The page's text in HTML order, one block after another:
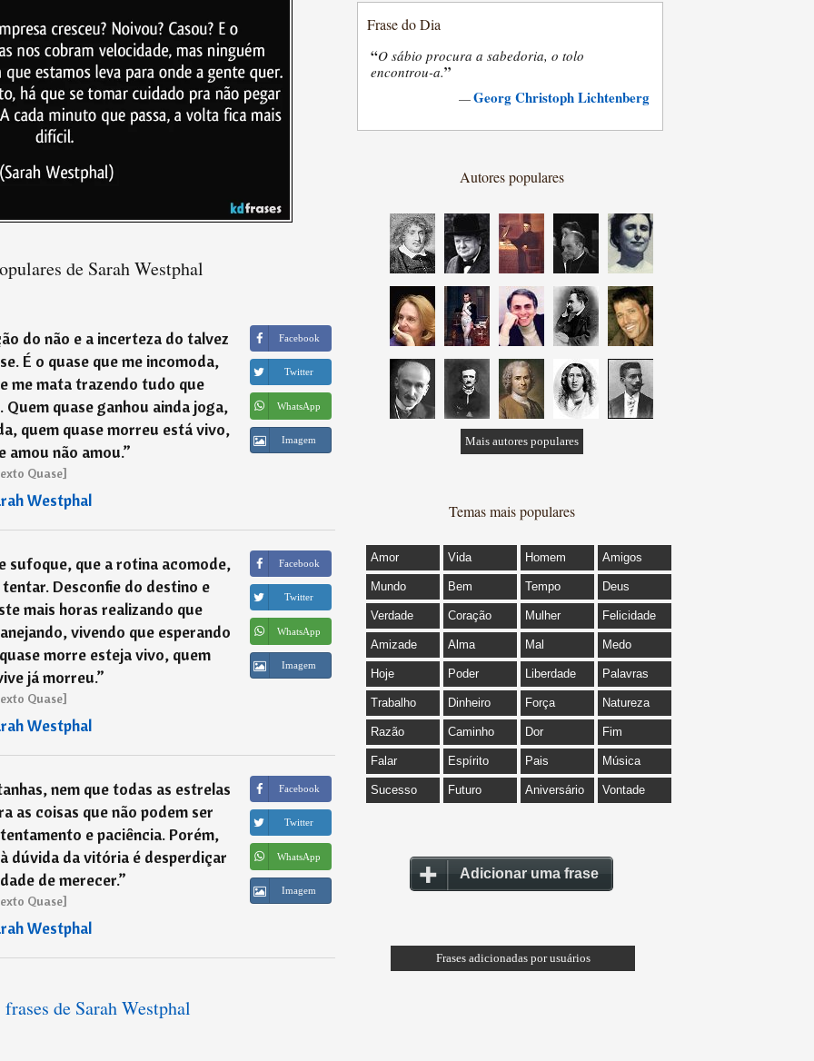
de Sarah Westphal
do não e a incerteza do talvez
É o quase que me incomoda,
me mata trazendo tudo que
quase ganhou ainda joga,
quem quase morreu está vivo,
amou não amou.”
Quase]
Westphal
Facebook
Twitter
WhatsApp
Imagem
sufoque, que a rotina acomode,
Desconfie do destino e
mais horas realizando que
vivendo que esperando
morre esteja vivo, quem
já morreu.”
Quase]
Westphal
Facebook
Twitter
WhatsApp
Imagem
nem que todas as estrelas
as coisas que não podem ser
e paciência. Porém,
dúvida da vitória é desperdiçar
de merecer.”
Quase]
Westphal
Facebook
Twitter
WhatsApp
Imagem
de Sarah Westphal
Frase do Dia
“O sábio procura a sabedoria, o tolo
encontrou-a.”
—Georg Christoph Lichtenberg
Autores populares
Mais autores populares
Temas mais populares
Amor Vida Homem Amigos
Mundo Bem Tempo Deus
Verdade Coração Mulher Felicidade
Amizade Alma Mal Medo
Hoje Poder Liberdade Palavras
Trabalho Dinheiro Força Natureza
Razão Caminho Dor Fim
Falar Espírito Pais Música
Sucesso Futuro Aniversário Vontade
Adicionar uma frase
Frases adicionadas por usuários